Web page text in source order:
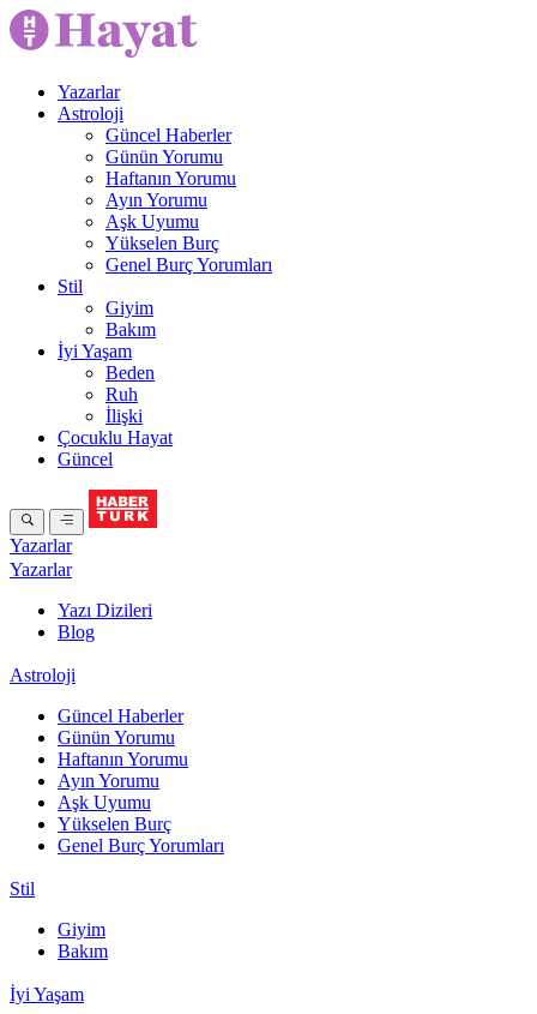
Yazarlar
Astroloji
Güncel Haberler
Günün Yorumu
Haftanın Yorumu
Ayın Yorumu
Aşk Uyumu
Yükselen Burç
Genel Burç Yorumları
Stil
Giyim
Bakım
İyi Yaşam
Beden
Ruh
İlişki
Çocuklu Hayat
Güncel
Yazarlar
Yazarlar
Yazı Dizileri
Blog
Astroloji
Güncel Haberler
Günün Yorumu
Haftanın Yorumu
Ayın Yorumu
Aşk Uyumu
Yükselen Burç
Genel Burç Yorumları
Stil
Giyim
Bakım
İyi Yaşam